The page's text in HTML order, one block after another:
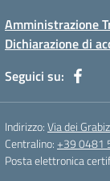
Amministrazione
Dichiarazione di
Seguici su:
Indirizzo:Via dei
Centralino:+39 0481
Posta elettronica